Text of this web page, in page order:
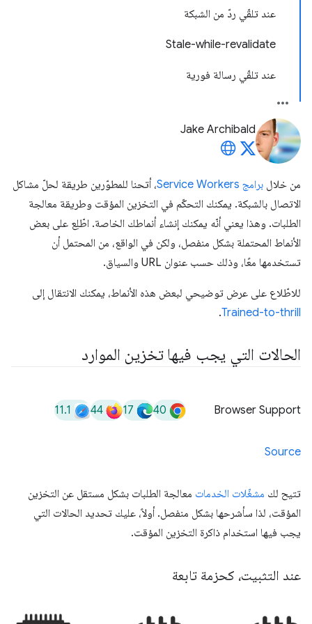
عند تلقّي ردّ من الشبكة
Stale-while-revalidate
عند تلقّي رسالة فورية
Jake Archibald
من خلال برامج Service Workers
، أتحنا للمطوّرين طريقة لحلّ مشاكل
الاتصال بالشبكة. يمكنك التحكّم في التخزين المؤقت وطريقة معالجة
الطلبات. وهذا يعني أنّه يمكنك إنشاء أنماطك الخاصة. اطّلِع على بعض
الأنماط المحتملة بشكل منفصل، ولكن في الواقع، من المحتمل أن
تستخدمها معًا، وذلك حسب عنوان URL والسياق.
للاطّلاع على عرض توضيحي لبعض هذه الأنماط، يمكنك الانتقال إلى
Trained-to-thrill
.
الحالات التي يجب فيها تخزين الموارد
Browser Support
40
17
44
11.1
Source
تتيح لك مشغّلات الخدمات معالجة الطلبات بشكل مستقل عن التخزين
المؤقت، لذا سأشرحها بشكل منفصل. أولاً، عليك تحديد الحالات التي
يجب فيها استخدام ذاكرة التخزين المؤقت.
عند التثبيت، كحزمة تابعة